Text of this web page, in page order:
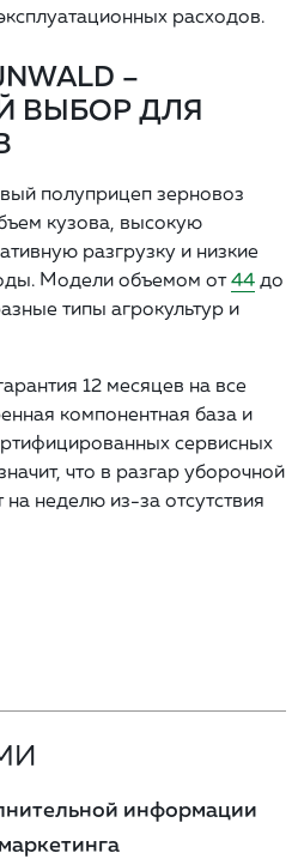
расходов.
–
ВЫБОР ДЛЯ
полуприцеп зерновоз
кузова, высокую
разгрузку и низкие
Модели объемом от44 до
типы агрокультур и
12 месяцев на все
компонентная база и
сервисных
что в разгар уборочной
неделю из-за отсутствия
информации